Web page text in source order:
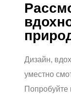
Дизайн,
уместно
Попробуйте